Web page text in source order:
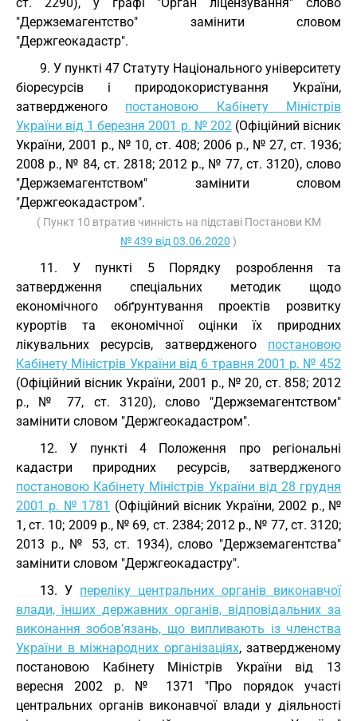
"Держземагентство" замінити словом
"Держгеокадастр".
9. У пункті 47 Статуту Національного університету
біоресурсів і природокористування України,
затвердженого постановою Кабінету Міністрів
України від 1 березня 2001 р. № 202(Офіційний вісник
України, 2001 р., № 10, ст. 408; 2006 р., № 27, ст. 1936;
2008 р., № 84, ст. 2818; 2012 р., № 77, ст. 3120), слово
"Держземагентством" замінити словом
"Держгеокадастром".
( Пункт 10 втратив чинність на підставі Постанови КМ
№ 439 від 03.06.2020 )
11. У пункті 5 Порядку розроблення та
затвердження спеціальних методик щодо
економічного обґрунтування проектів розвитку
курортів та економічної оцінки їх природних
лікувальних ресурсів, затвердженого постановою
Кабінету Міністрів України від 6 травня 2001 р. № 452
(Офіційний вісник України, 2001 р., № 20, ст. 858; 2012
р., № 77, ст. 3120), слово "Держземагентством"
замінити словом "Держгеокадастром".
12. У пункті 4 Положення про регіональні
кадастри природних ресурсів, затвердженого
постановою Кабінету Міністрів України від 28 грудня
2001 р. № 1781 (Офіційний вісник України, 2002 р., №
1, ст. 10; 2009 р., № 69, ст. 2384; 2012 р., № 77, ст. 3120;
2013 р., № 53, ст. 1934), слово "Держземагентства"
замінити словом "Держгеокадастру".
13. У переліку центральних органів виконавчої
влади, інших державних органів, відповідальних за
виконання зобов’язань, що випливають із членства
України в міжнародних організаціях, затвердженому
постановою Кабінету Міністрів України від 13
вересня 2002 р. № 1371 "Про порядок участі
центральних органів виконавчої влади у діяльності